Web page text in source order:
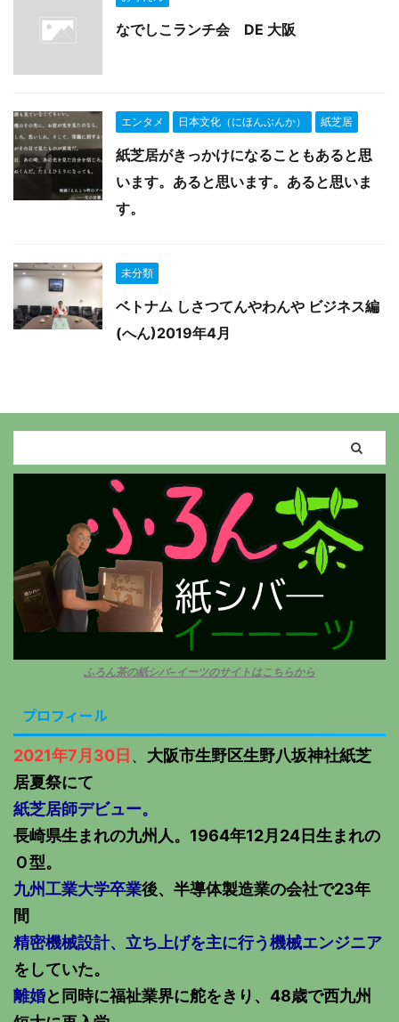
なでしこランチ会 DE 大阪
エンタメ 日本文化（にほんぶんか） 紙芝居
紙芝居がきっかけになることもあると思
います。あると思います。あると思いま
す。
未分類
ベトナム しさつてんやわんや ビジネス編
(へん)2019年4月
ふろん茶の紙シバ−イーツのサイトはこちらから
プロフィール
2021年7月30日 、 大阪市生野区生野八坂神社紙芝
居夏祭にて
紙芝居師デビュー。
長崎県生まれの九州人。1964年12月24日生まれの
Ｏ型。
九州工業大学卒業後、半導体製造業の会社で23年
間
精密機械設計、立ち上げを主に行う機械エンジニア
をしていた。
離婚と同時に福祉業界に舵をきり、48歳で西九州